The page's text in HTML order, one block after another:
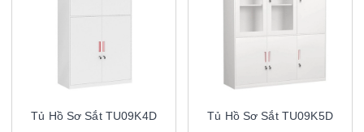
Tủ Hồ Sơ Sắt TU09K4D Tủ Hồ Sơ Sắt TU09K5D